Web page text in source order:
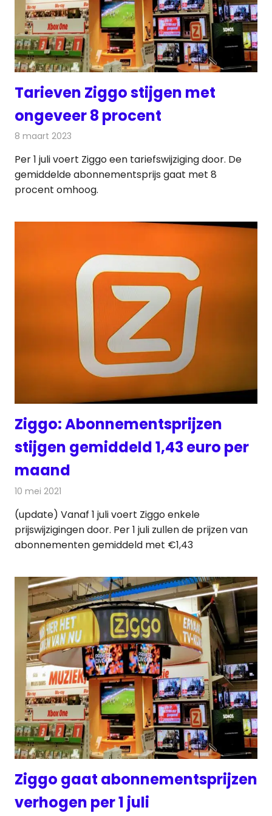
Tarieven Ziggo stijgen met
ongeveer 8 procent
8 maart 2023
Per 1 juli voert Ziggo een tariefswijziging door. De
gemiddelde abonnementsprijs gaat met 8
procent omhoog.
Ziggo: Abonnementsprijzen
stijgen gemiddeld 1,43 euro per
maand
10 mei 2021
(update) Vanaf 1 juli voert Ziggo enkele
prijswijzigingen door. Per 1 juli zullen de prijzen van
abonnementen gemiddeld met €1,43
Ziggo gaat abonnementsprijzen
verhogen per 1 juli